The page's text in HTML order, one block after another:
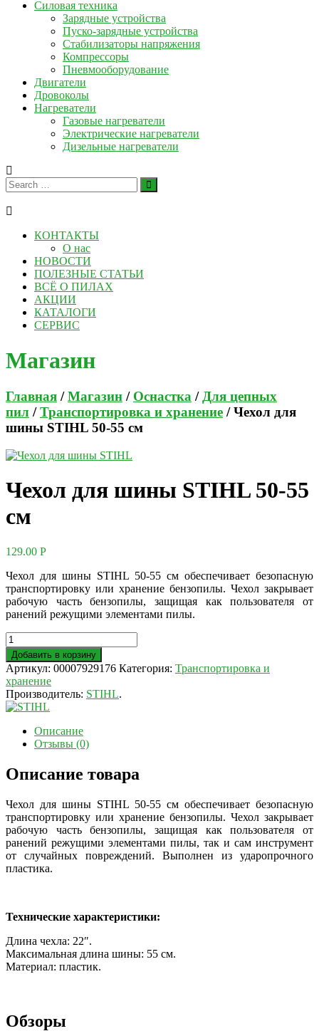
Силовая техника
Зарядные устройства
Пуско-зарядные устройства
Стабилизаторы напряжения
Компрессоры
Пневмооборудование
Двигатели
Дровоколы
Нагреватели
Газовые нагреватели
Электрические нагреватели
Дизельные нагреватели
КОНТАКТЫ
О нас
НОВОСТИ
ПОЛЕЗНЫЕ СТАТЬИ
ВСЁ О ПИЛАХ
АКЦИИ
КАТАЛОГИ
СЕРВИС
Магазин
Главная /Магазин / Оснастка /Для цепных
пил /Транспортировка и хранение / Чехол для
шины STIHL 50-55 см
Чехол для шины STIHL 50-55
см
129.00 Р
Чехол для шины STIHL 50-55 см обеспечивает безопасную
транспортировку или хранение бензопилы. Чехол закрывает
рабочую часть бензопилы, защищая как пользователя от
ранений режущими элементами пилы.
Добавить в корзину
Артикул: 00007929176 Категория: Транспортировка и
хранение
Производитель: STIHL.
Описание
Отзывы (0)
Описание товара
Чехол для шины STIHL 50-55 см обеспечивает безопасную
транспортировку или хранение бензопилы. Чехол закрывает
рабочую часть бензопилы, защищая как пользователя от
ранений режущими элементами пилы, так и сам инструмент
от случайных повреждений. Выполнен из ударопрочного
пластика.
Технические характеристики:
Длина чехла: 22″.
Максимальная длина шины: 55 см.
Материал: пластик.
Обзоры